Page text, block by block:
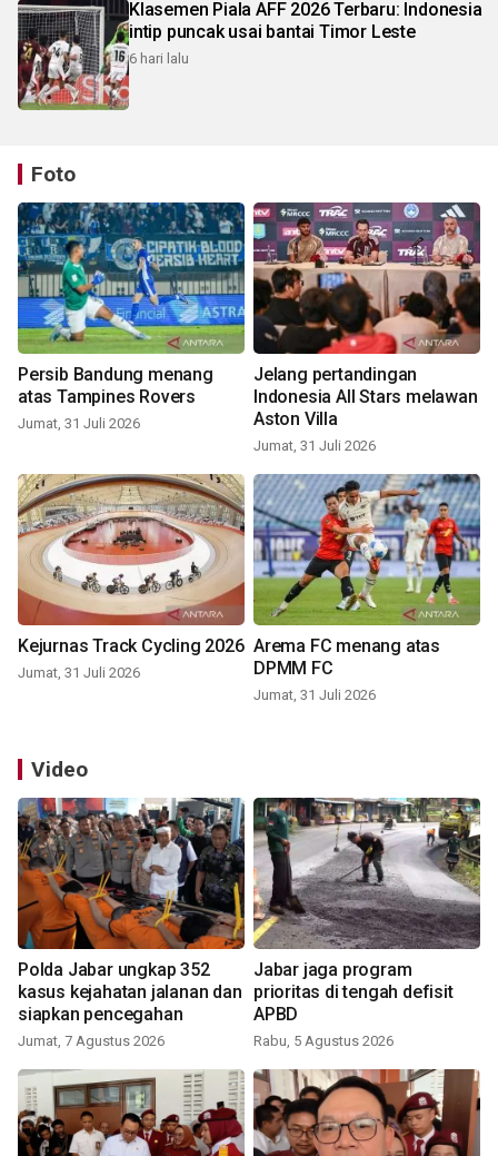
Klasemen Piala AFF 2026 Terbaru: Indonesia
intip puncak usai bantai Timor Leste
6 hari lalu
Foto
Persib Bandung menang
atas Tampines Rovers
Jumat, 31 Juli 2026
Jelang pertandingan
Indonesia All Stars melawan
Aston Villa
Jumat, 31 Juli 2026
Kejurnas Track Cycling 2026
Jumat, 31 Juli 2026
Arema FC menang atas
DPMM FC
Jumat, 31 Juli 2026
Video
Polda Jabar ungkap 352
kasus kejahatan jalanan dan
siapkan pencegahan
Jumat, 7 Agustus 2026
Jabar jaga program
prioritas di tengah defisit
APBD
Rabu, 5 Agustus 2026